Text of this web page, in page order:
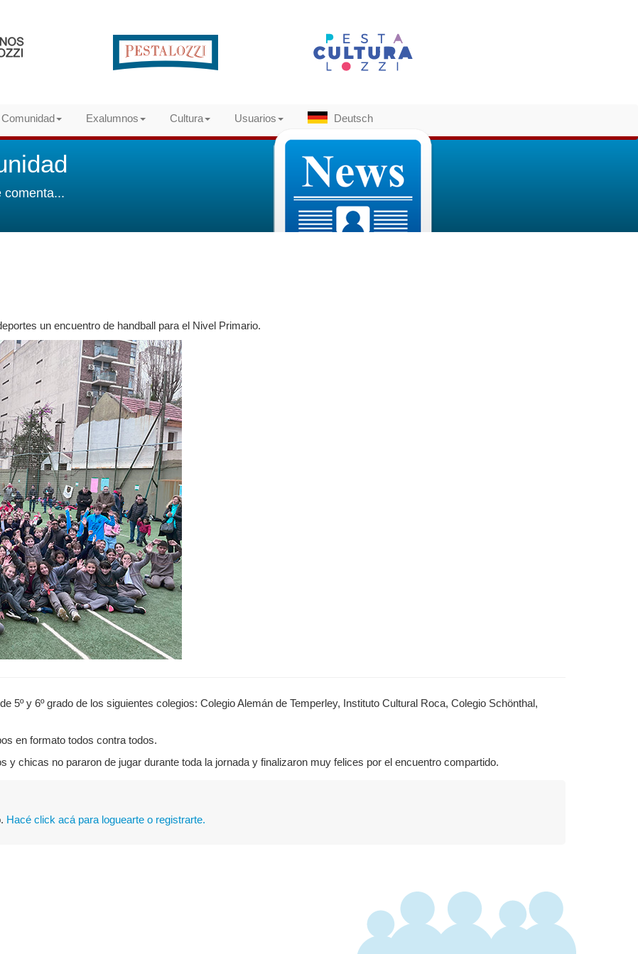
Comunidad Exalumnos Cultura Usuarios Deutsch
comenta...
un encuentro de handball para el Nivel Primario.
5º y 6º grado de los siguientes colegios: Colegio Alemán de Temperley, Instituto Cultural Roca, Colegio Schönthal,
en formato todos contra todos.
y chicas no pararon de jugar durante toda la jornada y finalizaron muy felices por el encuentro compartido.
Hacé click acá para loguearte o registrarte.